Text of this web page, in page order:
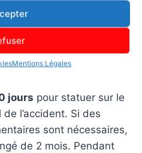
Mentions Légales
est transmis à la CPAM.
et les
jours pour statuer sur le
l’accident. Si des
sont nécessaires,
de 2 mois. Pendant